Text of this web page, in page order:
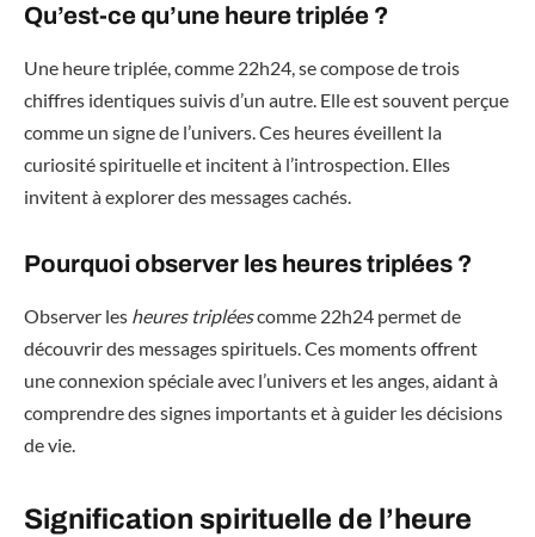
Qu’est-ce qu’une heure triplée ?
Une heure triplée, comme 22h24, se compose de trois
chiffres identiques suivis d’un autre. Elle est souvent perçue
comme un signe de l’univers. Ces heures éveillent la
curiosité spirituelle et incitent à l’introspection. Elles
invitent à explorer des messages cachés.
Pourquoi observer les heures triplées ?
Observer les heures tripléescomme 22h24 permet de
découvrir des messages spirituels. Ces moments offrent
une connexion spéciale avec l’univers et les anges, aidant à
comprendre des signes importants et à guider les décisions
de vie.
Signification spirituelle de l’heure